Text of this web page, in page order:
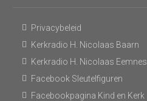
Privacybeleid
Kerkradio H. Nicolaas Baarn
Kerkradio H. Nicolaas Eemnes
Facebook Sleutelfiguren
Facebookpagina Kind en Kerk